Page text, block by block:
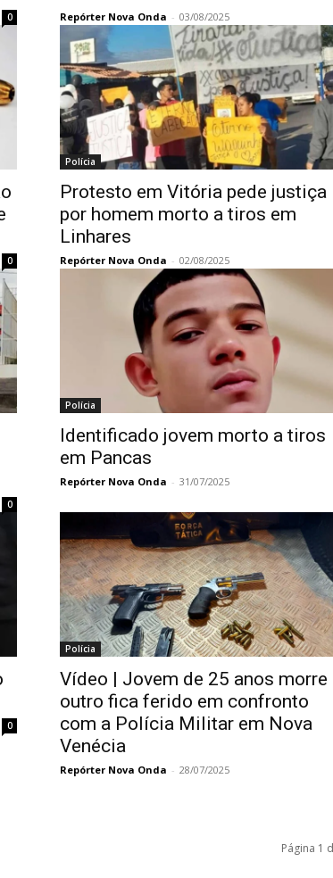
0 Repórter Nova Onda - 03/08/2025
0
Polícia
Protesto em Vitória pede justiça
por homem morto a tiros em
Linhares
Repórter Nova Onda - 02/08/2025
0
Polícia
Identificado jovem morto a tiros
em Pancas
Repórter Nova Onda - 31/07/2025
0
Polícia
Vídeo | Jovem de 25 anos morre
outro fica ferido em confronto
com a Polícia Militar em Nova
Venécia
Repórter Nova Onda - 28/07/2025
Página 1